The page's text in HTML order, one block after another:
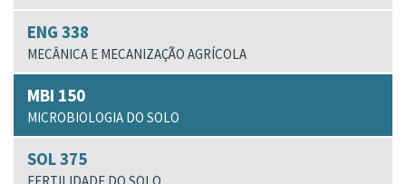
ENG 338
MECÂNICA E MECANIZAÇÃO AGRÍCOLA
MBI 150
MICROBIOLOGIA DO SOLO
SOL 375